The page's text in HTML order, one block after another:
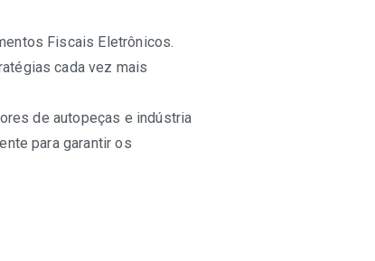
Fiscais Eletrônicos.
cada vez mais
de autopeças e indústria
para garantir os